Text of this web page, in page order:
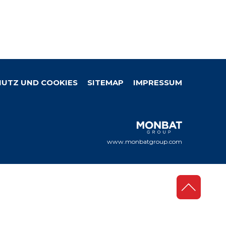
UND COOKIES SITEMAP IMPRESSUM
www.monbatgroup.com